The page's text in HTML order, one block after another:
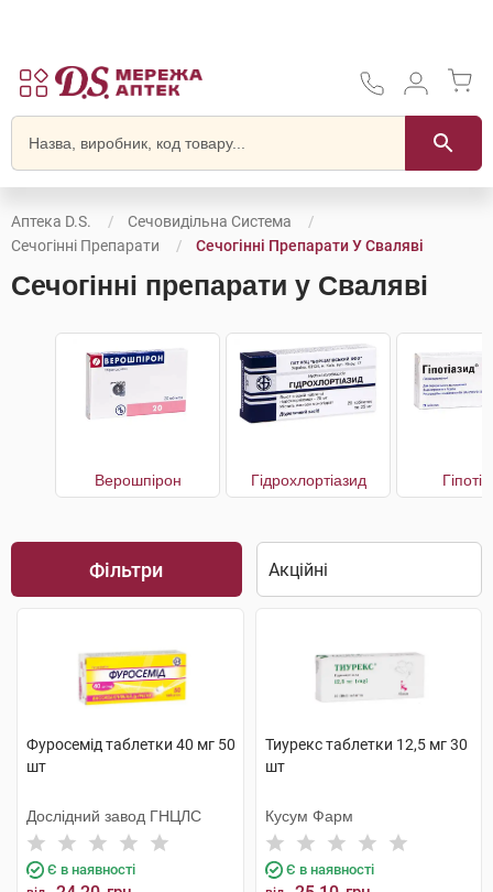
Аптека D.S.
Сечовидільна Система
Сечогінні Препарати
Сечогінні Препарати У Сваляві
Сечогінні препарати у Сваляві
Верошпірон Гідрохлортіазид
Фільтри
Фуросемід таблетки 40 мг 50
шт
Дослідний завод ГНЦЛС
Є в наявності
Тиурекс таблетки 12,5 мг 30
шт
Кусум Фарм
Є в наявності